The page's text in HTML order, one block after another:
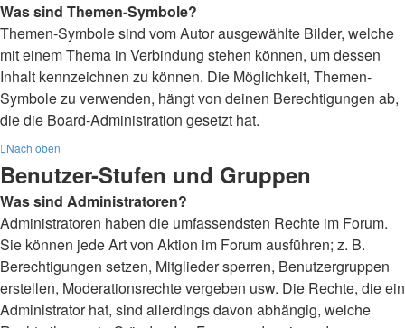
Was sind Themen-Symbole?
Themen-Symbole sind vom Autor ausgewählte Bilder, welche
mit einem Thema in Verbindung stehen können, um dessen
Inhalt kennzeichnen zu können. Die Möglichkeit, Themen-
Symbole zu verwenden, hängt von deinen Berechtigungen ab,
die die Board-Administration gesetzt hat.
Nach oben
Benutzer-Stufen und Gruppen
Was sind Administratoren?
Administratoren haben die umfassendsten Rechte im Forum.
Sie können jede Art von Aktion im Forum ausführen; z. B.
Berechtigungen setzen, Mitglieder sperren, Benutzergruppen
erstellen, Moderationsrechte vergeben usw. Die Rechte, die ein
Administrator hat, sind allerdings davon abhängig, welche